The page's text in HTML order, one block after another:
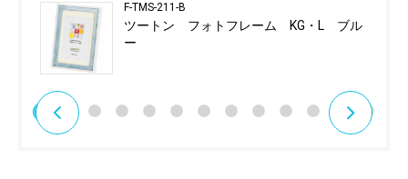
F-TMS-211-B
ツートン フォトフレーム KG・L ブル
ー